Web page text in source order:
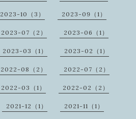
2023-10（3） 2023-09（1）
2023-07（2） 2023-06（1）
2023-03（1） 2023-02（1）
2022-08（2） 2022-07（2）
2022-03（1） 2022-02（2）
2021-12（1） 2021-11（1）